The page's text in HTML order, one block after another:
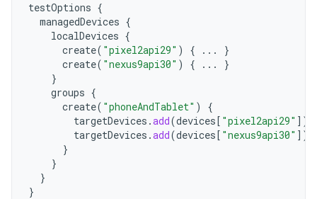
testOptions {
managedDevices {
localDevices {
create( "pixel2api29" ) { ...
}
create( "nexus9api30" ) { ...
}
}
groups {
create( "phoneAndTablet" )
{
targetDevices .add(devices[ "pixel2api29" ] )
targetDevices .add(devices[ "nexus9api30" ] )
}
}
}
}